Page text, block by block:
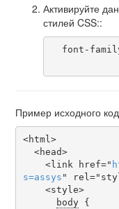
Активируйте
стилей CSS::
Пример исходного
<html>
    <link href="
s=assys "
body {